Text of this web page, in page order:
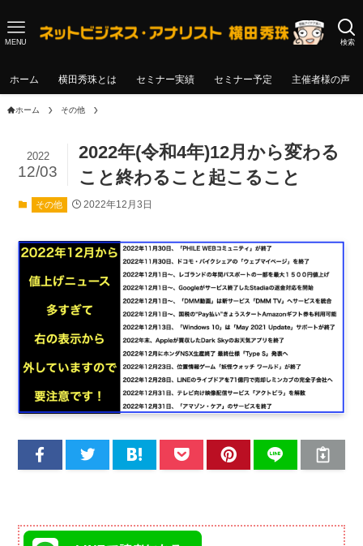
検索
MENU
ホーム 横田秀珠とは セミナー実績 セミナー予定 主催者様の声
ホーム その他
2022年(令和4年)12月から変わる
こと終わること起こること
2022
12/03
その他 2022年12月3日